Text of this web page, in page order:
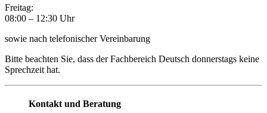
Freitag:
08:00 – 12:30 Uhr
sowie nach telefonischer Vereinbarung
Bitte beachten Sie, dass der Fachbereich Deutsch donnerstags keine
Sprechzeit hat.
Kontakt und Beratung